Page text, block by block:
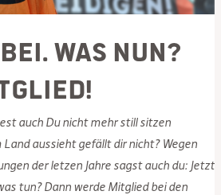
Was nun?
auch Du nicht mehr still sitzen
Land aussieht gefällt dir nicht? Wegen
der letzen Jahre sagst auch du: Jetzt
tun? Dann werde Mitglied bei den